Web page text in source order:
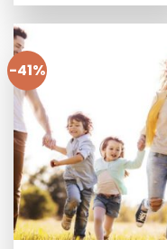
-41%